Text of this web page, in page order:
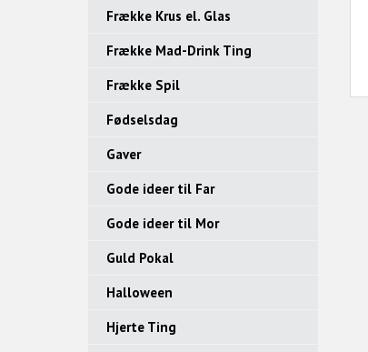
Frække Krus el. Glas
Frække Mad-Drink Ting
Frække Spil
Fødselsdag
Gaver
Gode ideer til Far
Gode ideer til Mor
Guld Pokal
Halloween
Hjerte Ting